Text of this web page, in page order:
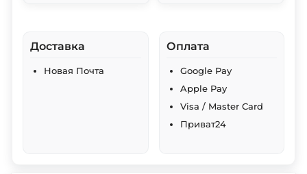
Доставка
Новая Почта
Оплата
Google Pay
Apple Pay
Visa / Master Card
Приват24